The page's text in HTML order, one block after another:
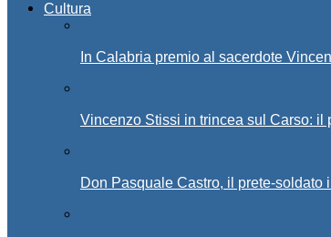
Cultura
In Calabria premio al sacerdote
Vincenzo Stissi in trincea sul Carso:
Don Pasquale Castro, il prete-soldato